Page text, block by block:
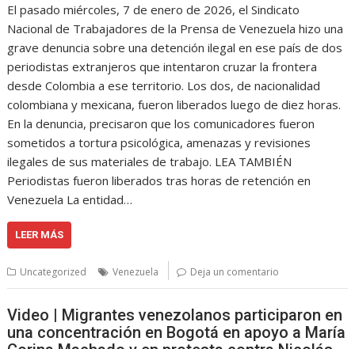
El pasado miércoles, 7 de enero de 2026, el Sindicato
Nacional de Trabajadores de la Prensa de Venezuela hizo una
grave denuncia sobre una detención ilegal en ese país de dos
periodistas extranjeros que intentaron cruzar la frontera
desde Colombia a ese territorio. Los dos, de nacionalidad
colombiana y mexicana, fueron liberados luego de diez horas.
En la denuncia, precisaron que los comunicadores fueron
sometidos a tortura psicológica, amenazas y revisiones
ilegales de sus materiales de trabajo. LEA TAMBIÉN
Periodistas fueron liberados tras horas de retención en
Venezuela La entidad…
LEER MÁS
Uncategorized Venezuela Deja un comentario
Video | Migrantes venezolanos participaron en
una concentración en Bogotá en apoyo a María